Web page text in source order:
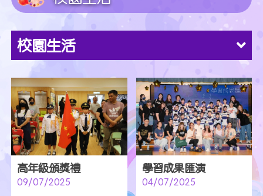
校園生活
高年級頒獎禮
09/07/2025
學習成果匯演
04/07/2025